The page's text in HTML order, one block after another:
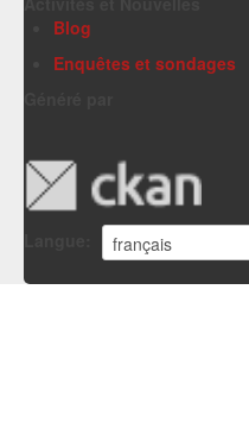
Blog
Enquêtes et sondages